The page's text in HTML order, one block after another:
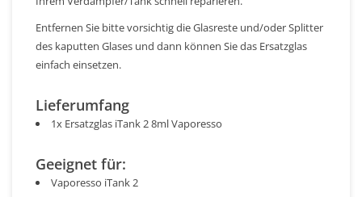
Entfernen Sie bitte vorsichtig die Glasreste und/oder Splitter
des kaputten Glases und dann können Sie das Ersatzglas
einfach einsetzen.
Lieferumfang
1x Ersatzglas iTank 2 8ml Vaporesso
Geeignet für:
Vaporesso iTank 2